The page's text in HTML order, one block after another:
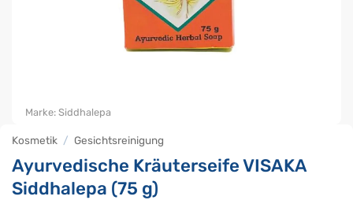
Kosmetik / Gesichtsreinigung
Ayurvedische Kräuterseife VISAKA
Siddhalepa (75 g)
Marke: Siddhalepa